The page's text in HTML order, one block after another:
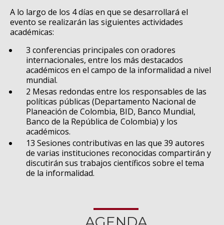
A lo largo de los 4 días en que se desarrollará el
evento se realizarán las siguientes actividades
académicas:
3 conferencias principales con oradores
internacionales, entre los más destacados
académicos en el campo de la informalidad a nivel
mundial.
2 Mesas redondas entre los responsables de las
políticas públicas (Departamento Nacional de
Planeación de Colombia, BID, Banco Mundial,
Banco de la República de Colombia) y los
académicos.
13 Sesiones contributivas en las que 39 autores
de varias instituciones reconocidas compartirán y
discutirán sus trabajos científicos sobre el tema
de la informalidad.